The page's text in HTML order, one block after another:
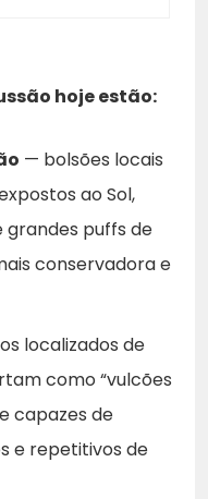
hoje estão:
— bolsões locais
ao Sol,
puffs de
conservadora e
localizados de
como “vulcões
capazes de
e repetitivos de